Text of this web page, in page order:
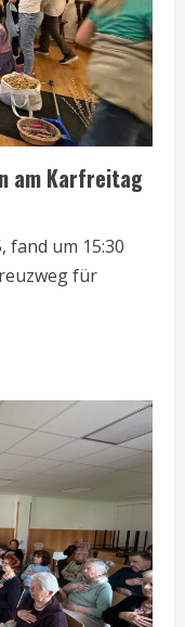
am Karfreitag
fand um 15:30
für